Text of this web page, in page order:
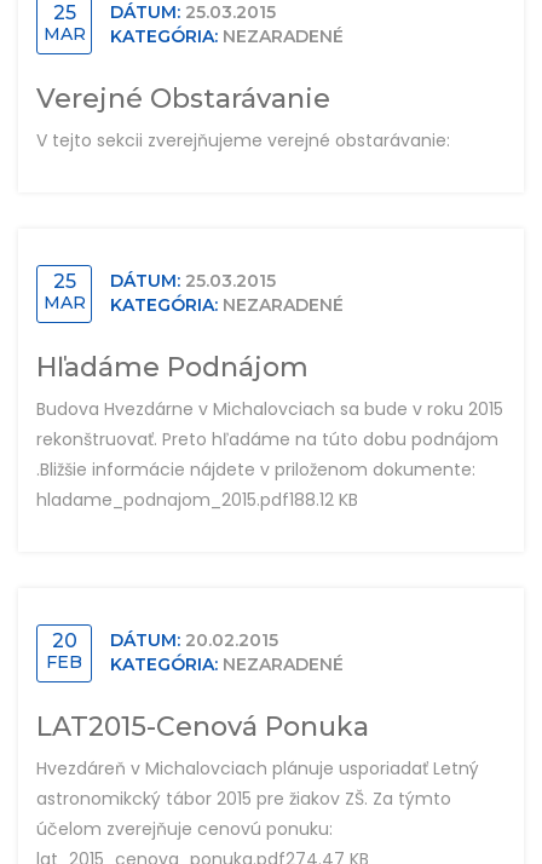
25
MAR
DÁTUM: 25.03.2015
KATEGÓRIA: NEZARADENÉ
Verejné Obstarávanie
V tejto sekcii zverejňujeme verejné obstarávanie:
25
MAR
DÁTUM: 25.03.2015
KATEGÓRIA: NEZARADENÉ
Hľadáme Podnájom
Budova Hvezdárne v Michalovciach sa bude v roku 2015
rekonštruovať. Preto hľadáme na túto dobu podnájom
.Bližšie informácie nájdete v priloženom dokumente:
hladame_podnajom_2015.pdf188.12 KB
20
FEB
DÁTUM: 20.02.2015
KATEGÓRIA: NEZARADENÉ
LAT2015-Cenová Ponuka
Hvezdáreň v Michalovciach plánuje usporiadať Letný
astronomikcký tábor 2015 pre žiakov ZŠ. Za týmto
účelom zverejňuje cenovú ponuku:
lat_2015_cenova_ponuka.pdf274.47 KB